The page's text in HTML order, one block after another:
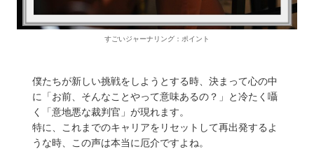
すごいジャーナリング：ポイント
僕たちが新しい挑戦をしようとする時、決まって心の中
に「お前、そんなことやって意味あるの？」と冷たく囁
く「意地悪な裁判官」が現れます。
特に、これまでのキャリアをリセットして再出発するよ
うな時、この声は本当に厄介ですよね。